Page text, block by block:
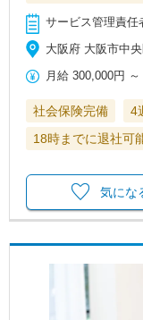
サービス管理責任
大阪府 大阪市中
月給 300,000円
社会保険完備 4
18時までに退社可
気にな